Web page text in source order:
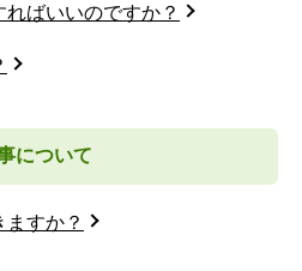
ばいいのですか？
について
すか？